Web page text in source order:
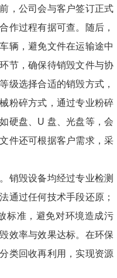
，公司会与客户签订正式
作过程有据可查。随后，
辆，避免文件在运输途中
节，确保待销毁文件与协
级选择合适的销毁方式，
粉碎方式，通过专业粉碎
硬盘、U 盘、光盘等，会
件还可根据客户需求，采
销毁设备均经过专业检测
通过任何技术手段还原；
标准，避免对环境造成污
效率与效果达标。在环保
类回收再利用，实现资源